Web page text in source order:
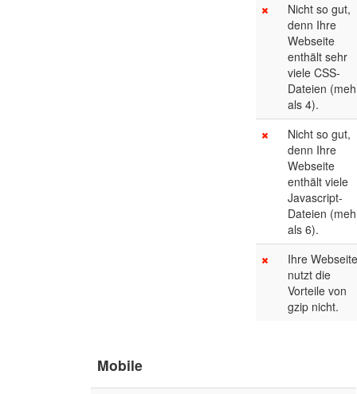
Nicht so gut,
denn Ihre
Webseite
enthält sehr
viele CSS-
Dateien
als 4).
Nicht so gut,
denn Ihre
Webseite
enthält viele
Javascript-
Dateien
als 6).
Ihre
nutzt die
Vorteile von
gzip nicht.
Mobile